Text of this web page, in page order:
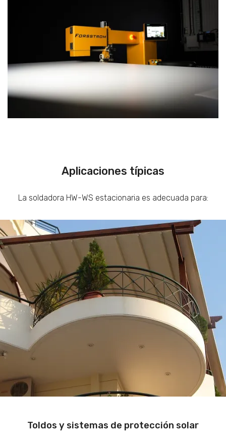
Aplicaciones típicas
La soldadora HW-WS estacionaria es adecuada para:
Toldos y sistemas de protección solar